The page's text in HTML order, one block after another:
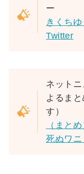
ー
きくち
Twitter
ネット
よるま
す）
（まと
死ぬワ